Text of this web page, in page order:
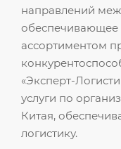
направлений
обеспечивающее
ассортиментом
«Эксперт-
услуги по
Китая,
логистику.